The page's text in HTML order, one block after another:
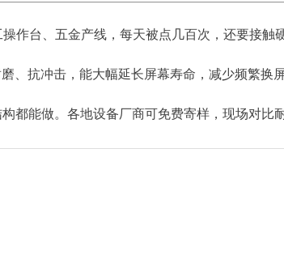
作台、五金产线，每天被点几百次，还要接触
、抗冲击，能大幅延长屏幕寿命，减少频繁换
都能做。各地设备厂商可免费寄样，现场对比